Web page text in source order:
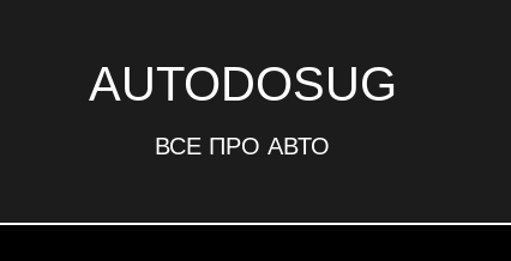
AUTODOSUG
ВСЕ ПРО АВТО